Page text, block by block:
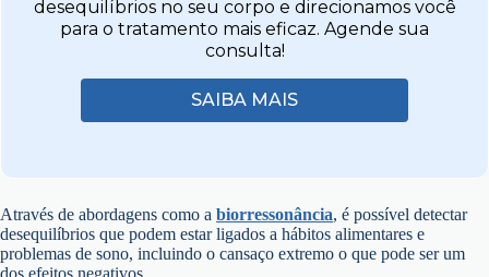
desequilíbrios no seu corpo e direcionamos você
para o tratamento mais eficaz. Agende sua
consulta!
SAIBA MAIS
Através de abordagens como a biorressonância, é possível detectar
desequilíbrios que podem estar ligados a hábitos alimentares e
problemas de sono, incluindo o cansaço extremo o que pode ser um
dos efeitos negativos.